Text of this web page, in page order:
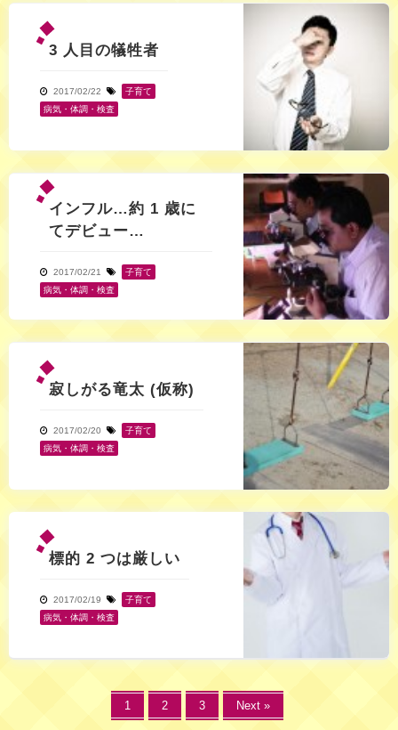
3 人目の犠牲者
2017/02/22 子育て
病気・体調・検査
インフル…約 1 歳に
てデビュー…
2017/02/21 子育て
病気・体調・検査
寂しがる竜太 (仮称)
2017/02/20 子育て
病気・体調・検査
標的 2 つは厳しい
2017/02/19 子育て
病気・体調・検査
1 2 3 Next »